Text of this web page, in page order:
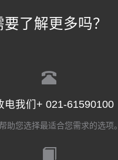
要了解更多吗？
电我们+ 021-61590100
助您选择最适合您需求的选项。